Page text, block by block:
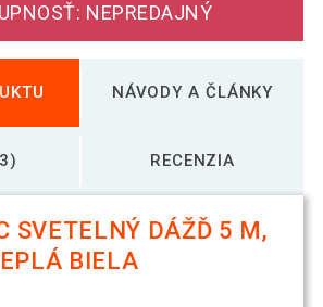
NEPREDAJNÝ
NÁVODY A ČLÁNKY
RECENZIA
SVETELNÝ DÁŽĎ 5 M,
BIELA